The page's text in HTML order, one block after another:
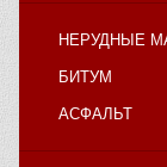
НЕРУДНЫЕ
БИТУМ
АСФАЛЬТ